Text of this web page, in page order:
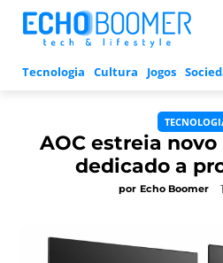
Tecnologia Cultura Jogos
AOC estreia
dedicado a
por Echo Boomer